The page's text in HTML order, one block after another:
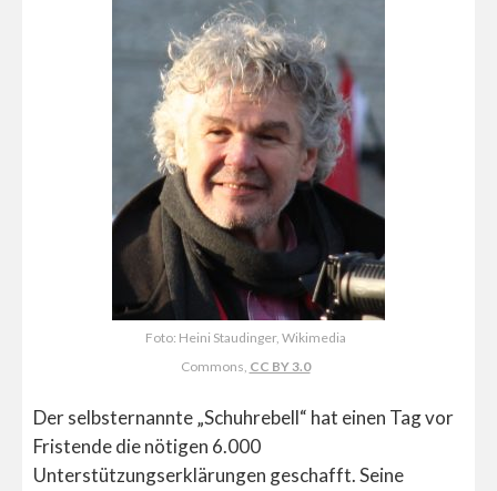
Foto: Heini Staudinger, Wikimedia
Commons, CC BY 3.0
Der selbsternannte „Schuhrebell“ hat einen Tag vor
Fristende die nötigen 6.000
Unterstützungserklärungen geschafft. Seine